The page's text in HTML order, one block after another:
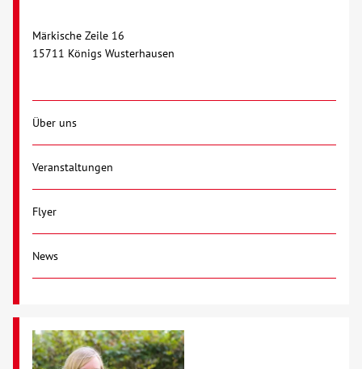
Märkische Zeile 16
15711 Königs Wusterhausen
Über uns
Veranstaltungen
Flyer
News